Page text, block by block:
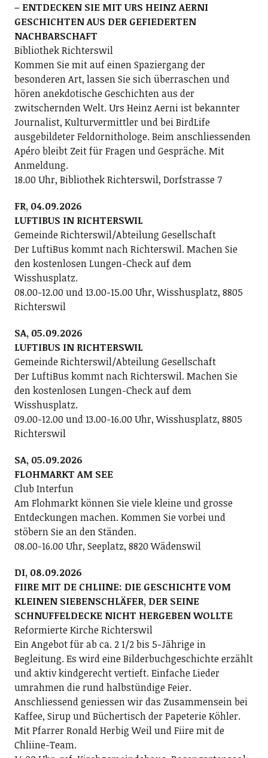
– ENTDECKEN SIE MIT URS HEINZ AERNI
GESCHICHTEN AUS DER GEFIEDERTEN
NACHBARSCHAFT
Bibliothek Richterswil
Kommen Sie mit auf einen Spaziergang der
besonderen Art, lassen Sie sich überraschen und
hören anekdotische Geschichten aus der
zwitschernden Welt. Urs Heinz Aerni ist bekannter
Journalist, Kulturvermittler und bei BirdLife
ausgebildeter Feldornithologe. Beim anschliessenden
Apéro bleibt Zeit für Fragen und Gespräche. Mit
Anmeldung.
18.00 Uhr, Bibliothek Richterswil, Dorfstrasse 7
FR, 04.09.2026
LUFTIBUS IN RICHTERSWIL
Gemeinde Richterswil/Abteilung Gesellschaft
Der LuftiBus kommt nach Richterswil. Machen Sie
den kostenlosen Lungen-Check auf dem
Wisshusplatz.
08.00-12.00 und 13.00-15.00 Uhr, Wisshusplatz, 8805
Richterswil
SA, 05.09.2026
LUFTIBUS IN RICHTERSWIL
Gemeinde Richterswil/Abteilung Gesellschaft
Der LuftiBus kommt nach Richterswil. Machen Sie
den kostenlosen Lungen-Check auf dem
Wisshusplatz.
09.00-12.00 und 13.00-16.00 Uhr, Wisshusplatz, 8805
Richterswil
SA, 05.09.2026
FLOHMARKT AM SEE
Club Interfun
Am Flohmarkt können Sie viele kleine und grosse
Entdeckungen machen. Kommen Sie vorbei und
stöbern Sie an den Ständen.
08.00-16.00 Uhr, Seeplatz, 8820 Wädenswil
DI, 08.09.2026
FIIRE MIT DE CHLIINE: DIE GESCHICHTE VOM
KLEINEN SIEBENSCHLÄFER, DER SEINE
SCHNUFFELDECKE NICHT HERGEBEN WOLLTE
Reformierte Kirche Richterswil
Ein Angebot für ab ca. 2 1/2 bis 5-Jährige in
Begleitung. Es wird eine Bilderbuchgeschichte erzählt
und aktiv kindgerecht vertieft. Einfache Lieder
umrahmen die rund halbstündige Feier.
Anschliessend geniessen wir das Zusammensein bei
Kaffee, Sirup und Büchertisch der Papeterie Köhler.
Mit Pfarrer Ronald Herbig Weil und Fiire mit de
Chliine-Team.